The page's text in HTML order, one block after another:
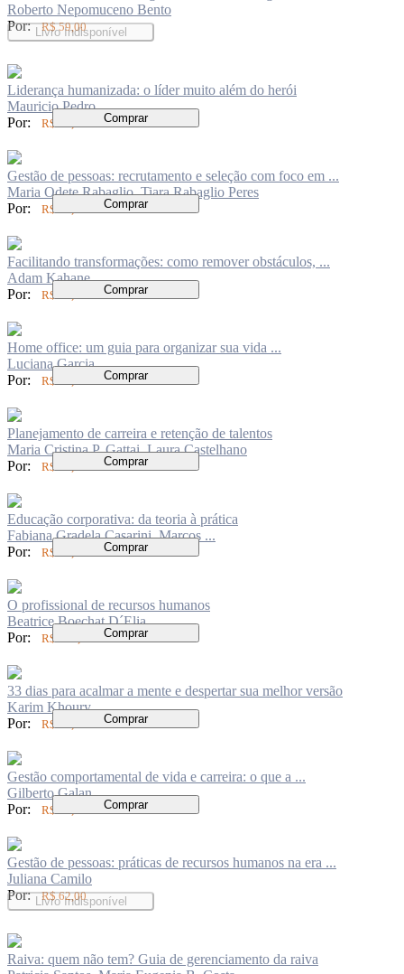
Roberto Nepomuceno Bento
Por:
R$ 59,00
Livro Indisponível
Liderança humanizada: o líder muito além do herói
Mauricio Pedro
Por:
R$ 69,00 Comprar
Gestão de pessoas: recrutamento e seleção com foco em ...
Maria Odete Rabaglio, Tiara Rabaglio Peres
Por:
R$ 56,00 Comprar
Facilitando transformações: como remover obstáculos, ...
Adam Kahane
Por:
R$ 84,00 Comprar
Home office: um guia para organizar sua vida ...
Luciana Garcia
Por:
R$ 63,00 Comprar
Planejamento de carreira e retenção de talentos
Maria Cristina P. Gattai, Laura Castelhano
Por:
R$ 84,00 Comprar
Educação corporativa: da teoria à prática
Fabiana Gradela Casarini, Marcos ...
Por:
R$ 62,00 Comprar
O profissional de recursos humanos
Beatrice Boechat D´Elia
Por:
R$ 100,00 Comprar
33 dias para acalmar a mente e despertar sua melhor versão
Karim Khoury
Por:
R$ 74,00 Comprar
Gestão comportamental de vida e carreira: o que a ...
Gilberto Galan
Por:
R$ 72,00 Comprar
Gestão de pessoas: práticas de recursos humanos na era ...
Juliana Camilo
Por:
R$ 62,00
Livro Indisponível
Raiva: quem não tem? Guia de gerenciamento da raiva